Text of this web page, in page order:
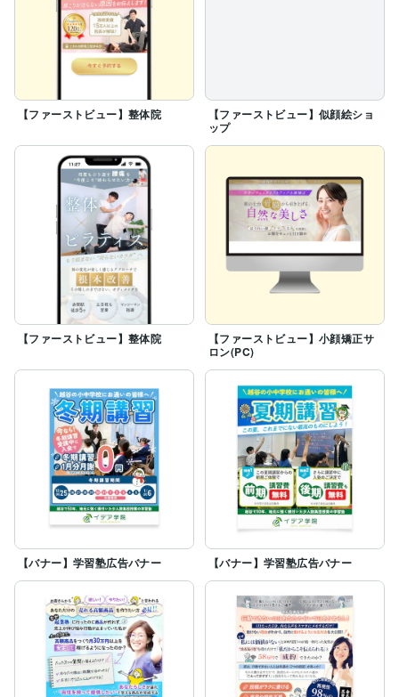
【ファーストビュー】整体院
【ファーストビュー】似顔絵ショ
ップ
【ファーストビュー】整体院
【ファーストビュー】小顔矯正サ
ロン(PC)
【バナー】学習塾広告バナー 【バナー】学習塾広告バナー